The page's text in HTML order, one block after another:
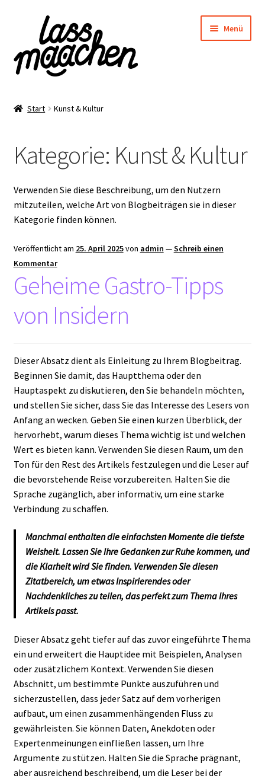
Navigation
springen
springen
Menü
Das sind wir
Galerie
Kasse
Kooperationsanfragen
Mein Konto
Shop
Unsere Leistungen
Start Kunst & Kultur
Kategorie: Kunst & Kultur
Verwenden Sie diese Beschreibung, um den Nutzern
mitzuteilen, welche Art von Blogbeiträgen sie in dieser
Kategorie finden können.
Veröffentlicht am 25. April 2025von admin —Schreib einen
Kommentar
Geheime Gastro-Tipps
von Insidern
Dieser Absatz dient als Einleitung zu Ihrem Blogbeitrag.
Beginnen Sie damit, das Hauptthema oder den
Hauptaspekt zu diskutieren, den Sie behandeln möchten,
und stellen Sie sicher, dass Sie das Interesse des Lesers von
Anfang an wecken. Geben Sie einen kurzen Überblick, der
hervorhebt, warum dieses Thema wichtig ist und welchen
Wert es bieten kann. Verwenden Sie diesen Raum, um den
Ton für den Rest des Artikels festzulegen und die Leser auf
die bevorstehende Reise vorzubereiten. Halten Sie die
Sprache zugänglich, aber informativ, um eine starke
Verbindung zu schaffen.
Manchmal enthalten die einfachsten Momente die tiefste
Weisheit. Lassen Sie Ihre Gedanken zur Ruhe kommen, und
die Klarheit wird Sie finden. Verwenden Sie diesen
Zitatbereich, um etwas Inspirierendes oder
Nachdenkliches zu teilen, das perfekt zum Thema Ihres
Artikels passt.
Dieser Absatz geht tiefer auf das zuvor eingeführte Thema
ein und erweitert die Hauptidee mit Beispielen, Analysen
oder zusätzlichem Kontext. Verwenden Sie diesen
Abschnitt, um bestimmte Punkte auszuführen und
sicherzustellen, dass jeder Satz auf dem vorherigen
aufbaut, um einen zusammenhängenden Fluss zu
gewährleisten. Sie können Daten, Anekdoten oder
Expertenmeinungen einfließen lassen, um Ihre
Argumente zu stützen. Halten Sie die Sprache prägnant,
aber ausreichend beschreibend, um die Leser bei der